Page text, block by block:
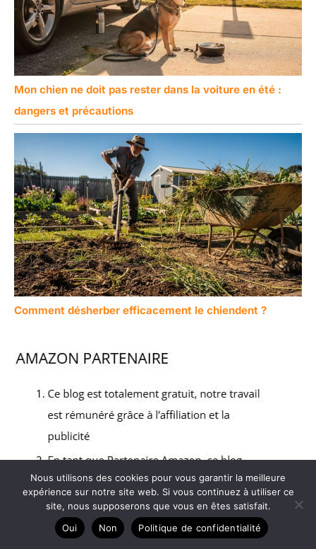
Mon chien ne doit pas rester dans la voiture en été :
dangers et précautions
Comment désherber efficacement le chiendent ?
Nous utilisons des cookies pour vous garantir la meilleure
expérience sur notre site web. Si vous continuez à utiliser ce
site, nous supposerons que vous en êtes satisfait.
Oui
Non Politique de confidentialité